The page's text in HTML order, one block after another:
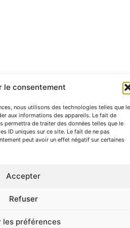
le consentement
nous utilisons des technologies telles que
aux informations des appareils. Le fait de
permettra de traiter des données telles que le
ID uniques sur ce site. Le fait de ne pas
peut avoir un effet négatif sur certaines
Accepter
Refuser
les préférences